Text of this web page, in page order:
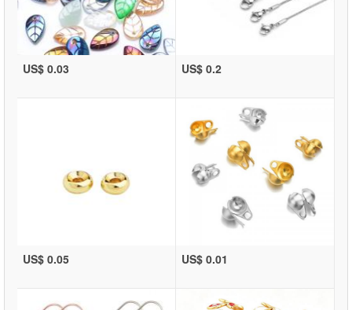
US$ 0.03 US$ 0.2
US$ 0.05 US$ 0.01